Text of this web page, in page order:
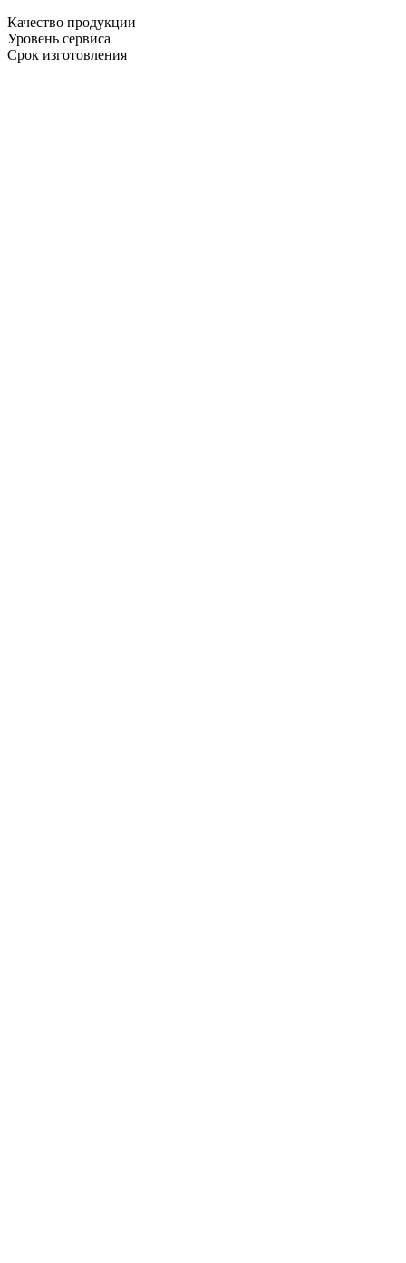
Качество продукции
Уровень сервиса
Срок изготовления